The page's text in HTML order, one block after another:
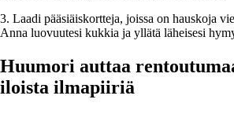
3. Laadi pääsiäiskortteja, joissa on hauskoja
Anna luovuutesi kukkia ja yllätä läheisesi
Huumori auttaa
iloista ilmapiiriä